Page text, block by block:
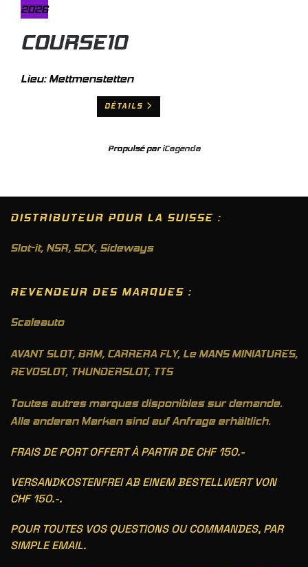
2026
COURSE10
Lieu:Mettmenstetten
DÉTAILS
Propulsé pariCagenda
DISTRIBUTEUR POUR LA SUISSE :
Slot-it, NSR, SCX, Sideways
REVENDEUR DES MARQUES :
Scaleauto
AVANT SLOT, BRM, CARRERA FLY, Le MANS MINIATURES,
REVOSLOT, THUNDERSLOT, TTS
Toutes autres marques disponibles sur demande.
Alle anderen Marken sind auf Anfrage erhältlich.
FRAIS DE PORT OFFERT À PARTIR DE CHF 150.-
VERSANDKOSTENFREI AB EINEM BESTELLWERT VON
CHF 150.-.
POUR TOUTES VOS QUESTIONS OU COMMANDES, PAR
SIMPLE EMAIL.